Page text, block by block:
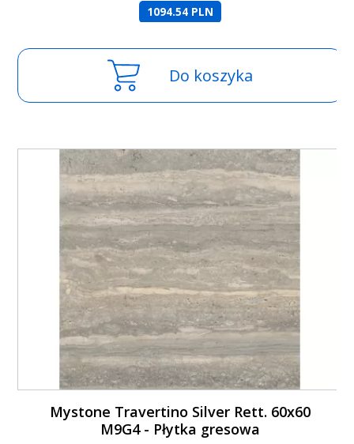
1094.54 PLN
Do koszyka
Mystone Travertino Silver Rett. 60x60
M9G4 - Płytka gresowa